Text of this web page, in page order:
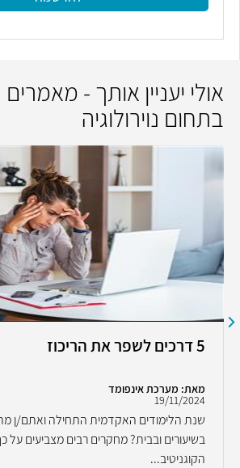
אולי יעניין אותך -
בתחום נוירולוגיה
5 דרכים לשפר את הריכוז
מאת: מערכת אינפומד
19/11/2024
שנת הלימודים האקדמית התחילה ואתם/ן
בשיעורים ובבית? מחקרים רבים מצביעים על
הקוגניטיב...